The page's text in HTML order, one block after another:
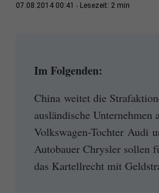
07.08.2014 00:41 Lesezeit: 2 min
Im Folgenden:
China weitet die
ausländische Unternehmen
Volkswagen-Tochter Audi
Autobauer Chrysler sollen
das Kartellrecht mit